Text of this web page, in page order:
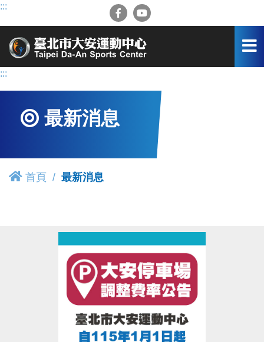
跳
容
:::
:::
最新消息
首頁 最新消息